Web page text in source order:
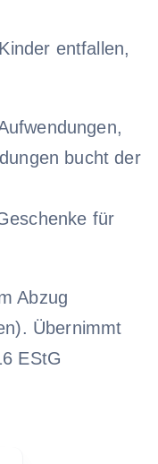
entfallen,
bucht der
für
Abzug
Übernimmt
EStG